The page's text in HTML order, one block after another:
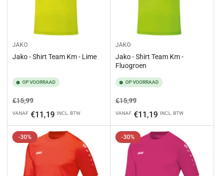
JAKO
Jako - Shirt Team Km - Lime
OP VOORRAAD
Normale
prijs
€15,99Aanbiedingsprijs
VANAF €11,19 INCL. BTW
JAKO
Jako - Shirt Team Km -
Fluogroen
OP VOORRAAD
Normale
prijs
€15,99Aanbiedingsprijs
VANAF €11,19 INCL. BTW
-30% -30%